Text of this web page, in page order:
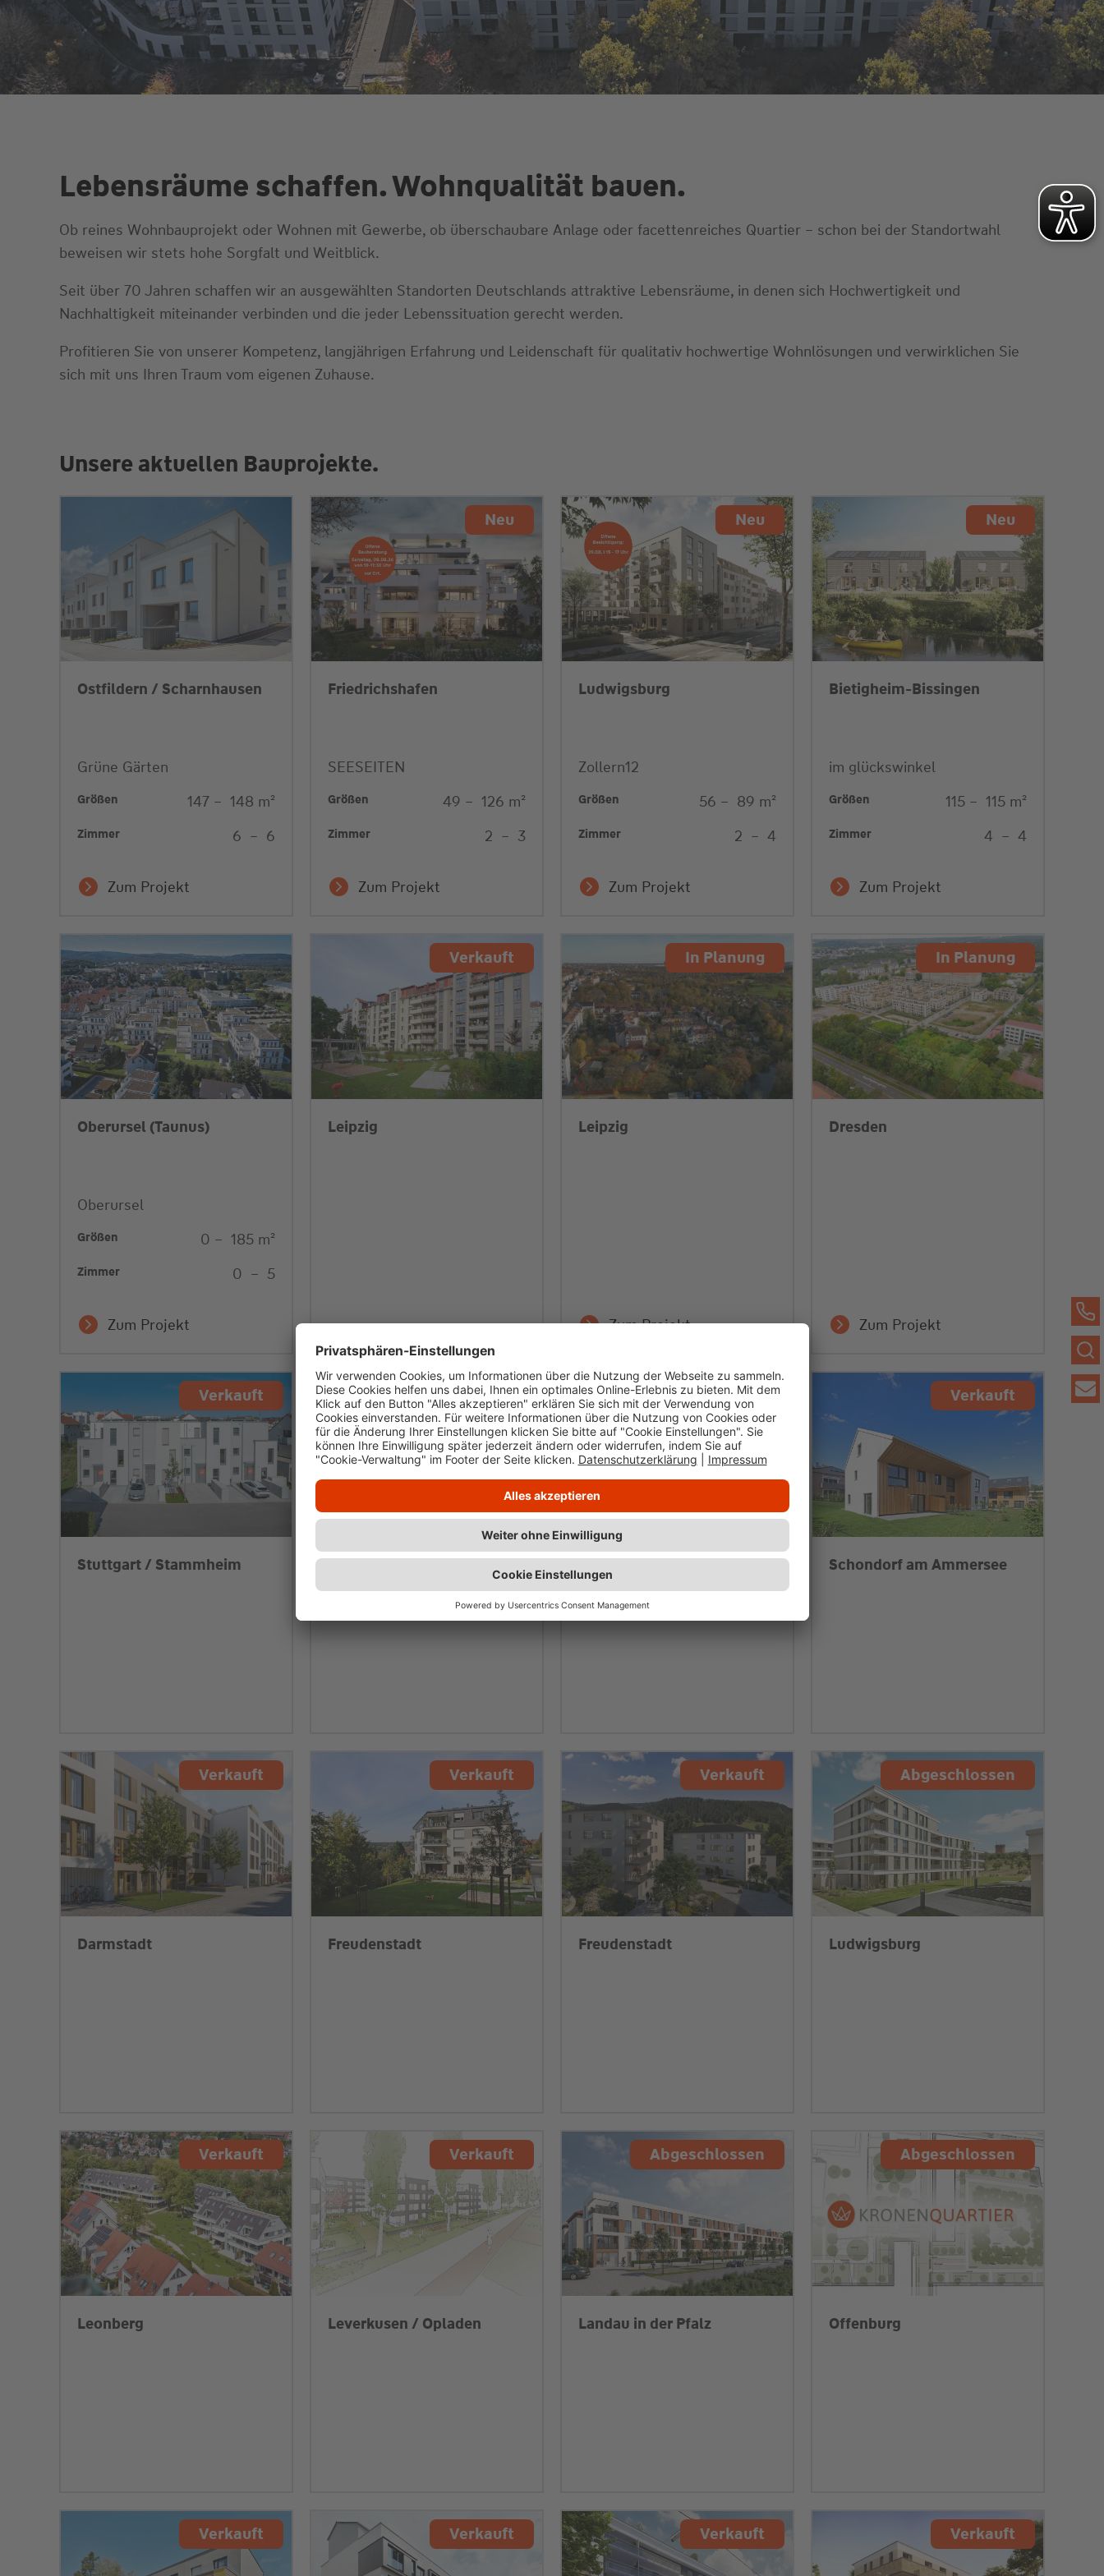
Lebensräume schaffen. Wohnqualität bauen.
Ob reines Wohnbauprojekt oder Wohnen mit Gewerbe, ob überschaubare Anlage oder facettenreiches Quartier – schon bei der Standortwahl
beweisen wir stets hohe Sorgfalt und Weitblick.
Seit über 70 Jahren schaffen wir an ausgewählten Standorten Deutschlands attraktive Lebensräume, in denen sich Hochwertigkeit und
Nachhaltigkeit miteinander verbinden und die jeder Lebenssituation gerecht werden.
Profitieren Sie von unserer Kompetenz, langjährigen Erfahrung und Leidenschaft für qualitativ hochwertige Wohnlösungen und verwirklichen Sie
sich mit uns Ihren Traum vom eigenen Zuhause.
Unsere aktuellen Bauprojekte.
Ostfildern / Scharnhausen
Grüne Gärten
Größen 147 – 148 m²
Zimmer 6 – 6
Zum Projekt
Neu
Friedrichshafen
SEESEITEN
Größen 49 – 126 m²
Zimmer 2 – 3
Zum Projekt
Neu
Ludwigsburg
Zollern12
Größen 56 – 89 m²
Zimmer 2 – 4
Zum Projekt
Neu
Bietigheim-Bissingen
im glückswinkel
Größen 115 – 115 m²
Zimmer 4 – 4
Zum Projekt
Oberursel (Taunus)
Oberursel
Größen 0 – 185 m²
Zimmer 0 – 5
Zum Projekt
Verkauft
Leipzig
In Planung
Leipzig
Zum Projekt
In Planung
Dresden
Zum Projekt
Verkauft
Stuttgart / Stammheim
Verkauft
Stuttgart / Bad Cannstatt
Verkauft
Stuttgart
Verkauft
Schondorf am Ammersee
Verkauft
Darmstadt
Verkauft
Freudenstadt
Verkauft
Freudenstadt
Abgeschlossen
Ludwigsburg
Verkauft
Leonberg
Verkauft
Leverkusen / Opladen
Abgeschlossen
Landau in der Pfalz
Abgeschlossen
Offenburg
Verkauft Verkauft Verkauft Verkauft